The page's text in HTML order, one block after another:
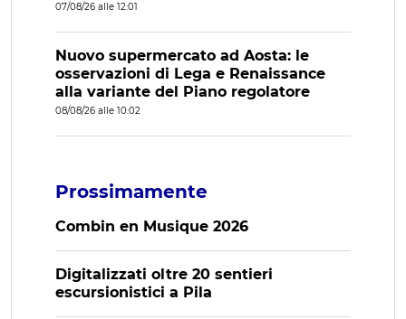
07/08/26 alle 12:01
Nuovo supermercato ad Aosta: le
osservazioni di Lega e Renaissance
alla variante del Piano regolatore
08/08/26 alle 10:02
Prossimamente
Combin en Musique 2026
Digitalizzati oltre 20 sentieri
escursionistici a Pila